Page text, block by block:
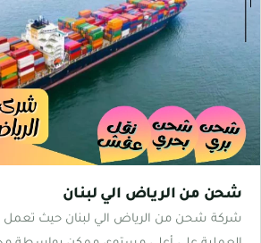
شحن من الرياض الي لبنان
شركة شحن من الرياض الي لبنان حيث تعمل